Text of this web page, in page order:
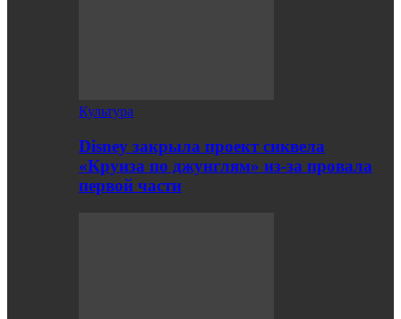
Культура
Disney закрыла проект сиквела
«Круиза по джунглям» из-за провала
первой части